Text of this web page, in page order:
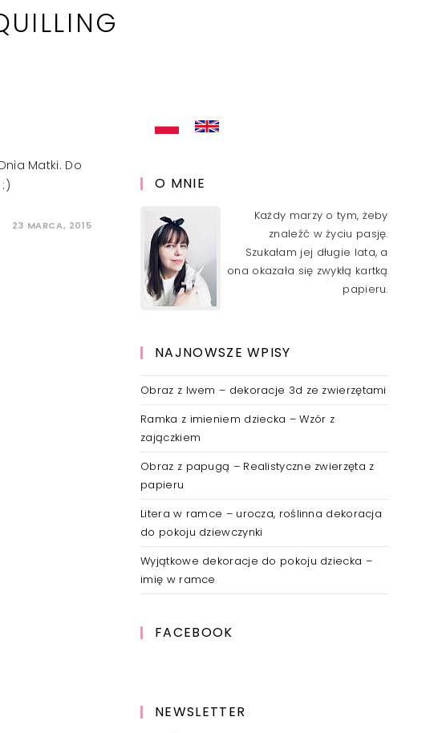
Matki. Do
23 MARCA, 2015
O MNIE
Każdy marzy o tym, żeby
znaleźć w życiu pasję.
Szukałam jej długie lata, a
ona okazała się zwykłą kartką
papieru.
NAJNOWSZE WPISY
Obraz z lwem – dekoracje 3d ze zwierzętami
Ramka z imieniem dziecka – Wzór z
zajączkiem
Obraz z papugą – Realistyczne zwierzęta z
papieru
Litera w ramce – urocza, roślinna dekoracja
do pokoju dziewczynki
Wyjątkowe dekoracje do pokoju dziecka –
imię w ramce
FACEBOOK
NEWSLETTER